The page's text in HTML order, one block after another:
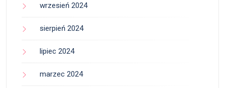
wrzesień 2024
sierpień 2024
lipiec 2024
marzec 2024